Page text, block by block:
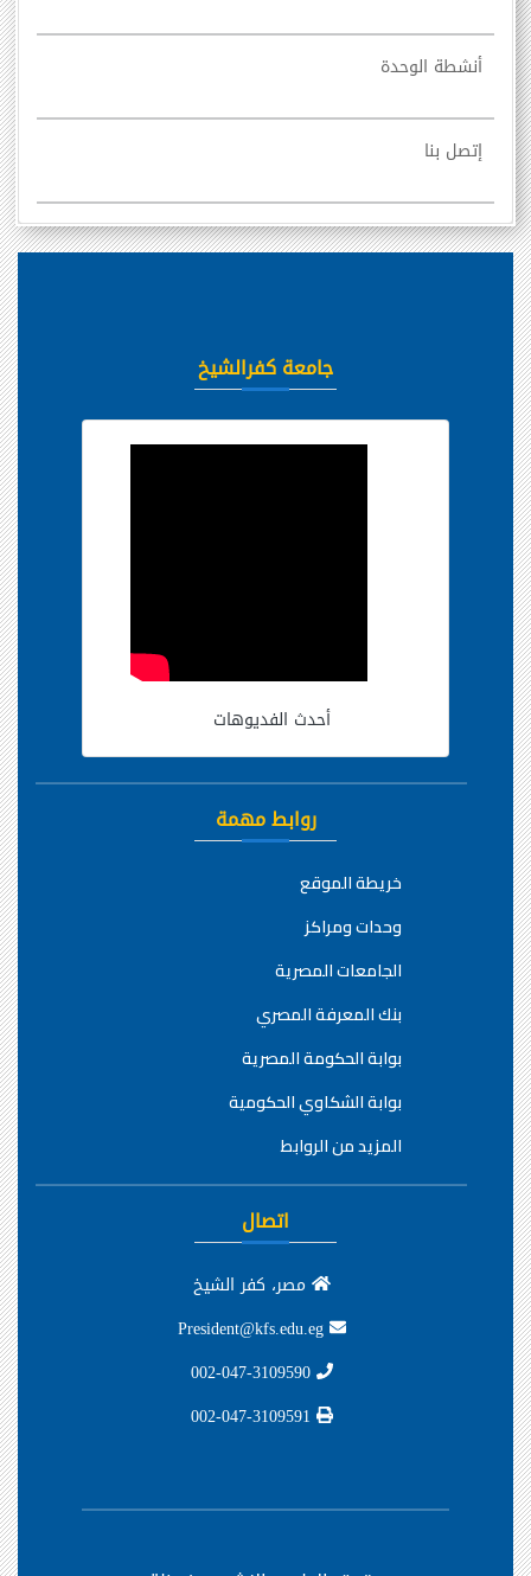
أنشطة الوحدة
إتصل بنا
جامعة كفرالشيخ
أحدث الفديوهات
روابط مهمة
خريطة الموقع
وحدات ومراكز
الجامعات المصرية
بنك المعرفة المصري
بوابة الحكومة المصرية
بوابة الشكاوي الحكومية
المزيد من الروابط
اتصال
مصر، كفر الشيخ